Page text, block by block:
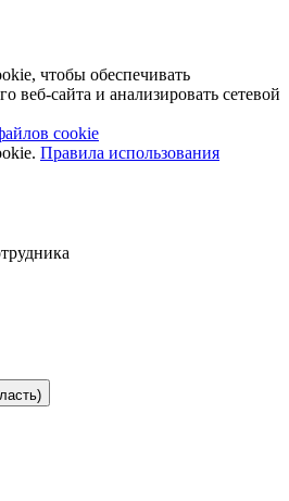
чтобы обеспечивать
веб-сайта и анализировать сетевой
cookie
Правила использования